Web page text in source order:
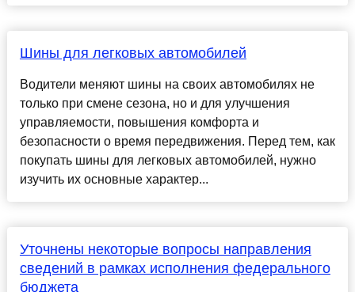
Шины для легковых автомобилей
Водители меняют шины на своих автомобилях не
только при смене сезона, но и для улучшения
управляемости, повышения комфорта и
безопасности о время передвижения. Перед тем, как
покупать шины для легковых автомобилей, нужно
изучить их основные характер...
Уточнены некоторые вопросы направления
сведений в рамках исполнения федерального
бюджета